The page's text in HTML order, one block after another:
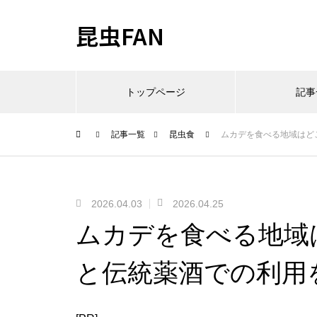
昆虫FAN
トップページ 記
記事一覧 昆虫食 ムカデを食べる地域は
2026.04.03 2026.04.25
ムカデを食べる地
と伝統薬酒での利用